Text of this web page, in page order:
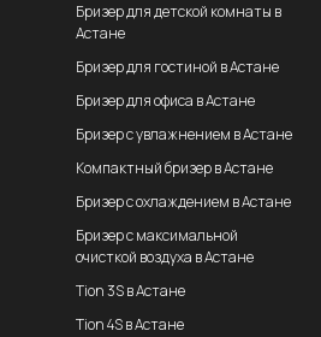
Бризер для детской комнаты в
Астане
Бризер для гостиной в Астане
Бризер для офиса в Астане
Бризер с увлажнением в Астане
Компактный бризер в Астане
Бризер с охлаждением в Астане
Бризер с максимальной
очисткой воздуха в Астане
Tion 3S в Астане
Tion 4S в Астане